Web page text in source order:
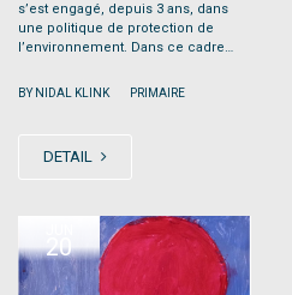
s’est engagé, depuis 3 ans, dans
une politique de protection de
l’environnement. Dans ce cadre…
BY NIDAL KLINK PRIMAIRE
DETAIL
20